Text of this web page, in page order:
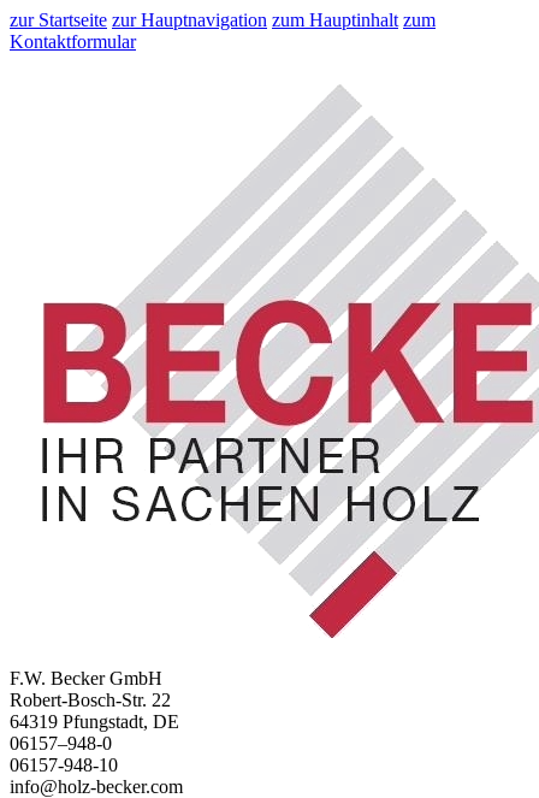
zur Startseite zur Hauptnavigation zum Hauptinhalt zum
Kontaktformular
F.W. Becker GmbH
Robert-Bosch-Str. 22
64319 Pfungstadt, DE
06157–948-0
06157-948-10
info@holz-becker.com